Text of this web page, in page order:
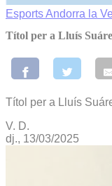
EsportsAndorra la
Títol per a Lluís
Títol per a Lluís
V. D.
dj., 13/03/2025